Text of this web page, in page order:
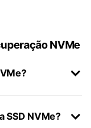
NVMe
SSD NVMe?